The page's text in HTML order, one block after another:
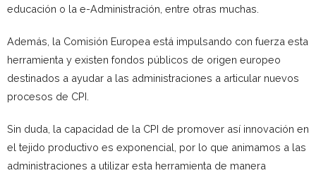
educación o la e-Administración, entre otras muchas.
Además, la Comisión Europea está impulsando con fuerza esta
herramienta y existen fondos públicos de origen europeo
destinados a ayudar a las administraciones a articular nuevos
procesos de CPI.
Sin duda, la capacidad de la CPI de promover así innovación en
el tejido productivo es exponencial, por lo que animamos a las
administraciones a utilizar esta herramienta de manera